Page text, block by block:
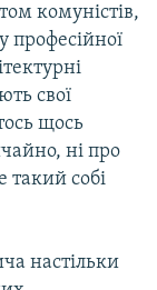
комуністів,
професійної
свої
щось
ні про
собі
настільки